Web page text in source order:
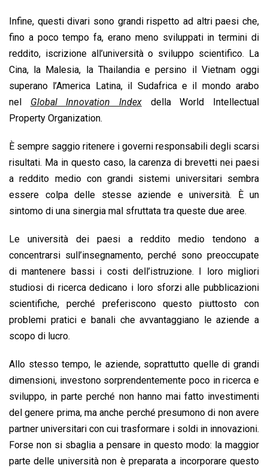
Infine, questi divari sono grandi rispetto ad altri paesi che,
fino a poco tempo fa, erano meno sviluppati in termini di
reddito, iscrizione all’università o sviluppo scientifico. La
Cina, la Malesia, la Thailandia e persino il Vietnam oggi
superano l’America Latina, il Sudafrica e il mondo arabo
nel Global Innovation Index
della World Intellectual
Property Organization.
È sempre saggio ritenere i governi responsabili degli scarsi
risultati. Ma in questo caso, la carenza di brevetti nei paesi
a reddito medio con grandi sistemi universitari sembra
essere colpa delle stesse aziende e università. È un
sintomo di una sinergia mal sfruttata tra queste due aree.
Le università dei paesi a reddito medio tendono a
concentrarsi sull’insegnamento, perché sono preoccupate
di mantenere bassi i costi dell’istruzione. I loro migliori
studiosi di ricerca dedicano i loro sforzi alle pubblicazioni
scientifiche, perché preferiscono questo piuttosto con
problemi pratici e banali che avvantaggiano le aziende a
scopo di lucro.
Allo stesso tempo, le aziende, soprattutto quelle di grandi
dimensioni, investono sorprendentemente poco in ricerca e
sviluppo, in parte perché non hanno mai fatto investimenti
del genere prima, ma anche perché presumono di non avere
partner universitari con cui trasformare i soldi in innovazioni.
Forse non si sbaglia a pensare in questo modo: la maggior
parte delle università non è preparata a incorporare questo